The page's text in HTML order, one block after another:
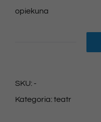
opiekuna
spektakl
SKU: -
Kategoria:teatr